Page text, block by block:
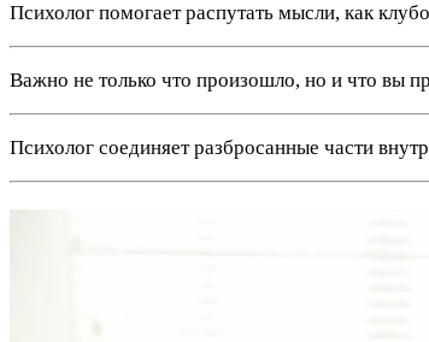
Психолог помогает распутать мысли, как
Важно не только что произошло, но и что вы
Психолог соединяет разбросанные части